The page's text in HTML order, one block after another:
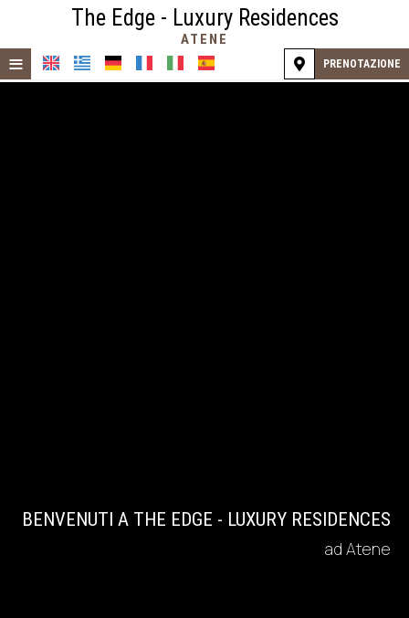
The Edge - Luxury Residences
ATENE
≡ PRENOTAZIONE
BENVENUTI A THE EDGE - LUXURY RESIDENCES
ad Atene